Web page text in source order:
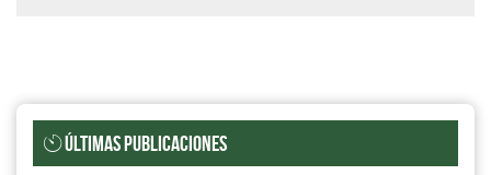
ÚLTIMAS PUBLICACIONES